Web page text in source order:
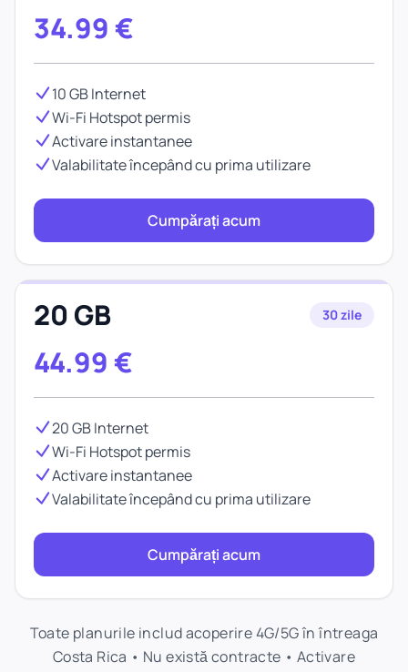
34.99 €
10 GB Internet
Wi-Fi Hotspot permis
Activare instantanee
Valabilitate începând cu prima utilizare
Cumpărați acum
20 GB 30 zile
44.99 €
20 GB Internet
Wi-Fi Hotspot permis
Activare instantanee
Valabilitate începând cu prima utilizare
Cumpărați acum
Toate planurile includ acoperire 4G/5G în întreaga
Costa Rica • Nu există contracte • Activare